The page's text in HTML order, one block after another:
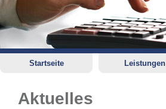
Startseite Leistungen
Aktuelles